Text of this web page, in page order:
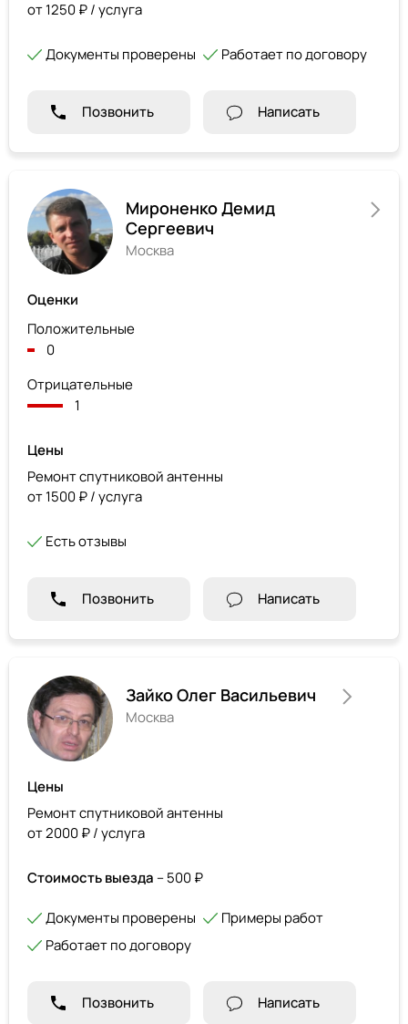
от 1250 ₽ / услуга
Документы проверены Работает по договору
Позвонить Написать
Мироненко Демид
Сергеевич
Москва
Оценки
Положительные
0
Отрицательные
1
Цены
Ремонт спутниковой антенны
от 1500 ₽ / услуга
Есть отзывы
Позвонить Написать
Зайко Олег Васильевич
Москва
Цены
Ремонт спутниковой антенны
от 2000 ₽ / услуга
Стоимость выезда – 500 ₽
Документы проверены
Примеры работ
Работает по договору
Позвонить Написать